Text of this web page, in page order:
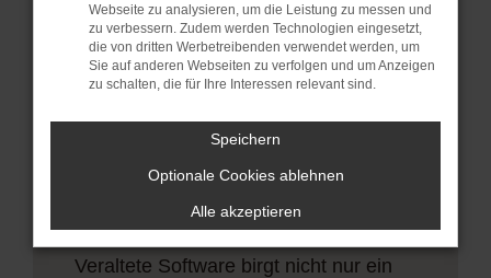
Funktioniert die Seite in einem anderen
Browser oder in einem privaten Fenster?
Starte dein Gerät neu.
vorübergehende Probleme zu beheben.
Stelle sicher, dass dein Browser und
dein Betriebssystem auf dem neuesten
Stand sind.
Veraltete Software birgt nicht nur ein
Webseite zu analysieren, um die Leistung zu messen und
zu verbessern. Zudem werden Technologien eingesetzt,
die von dritten Werbetreibenden verwendet werden, um
Sie auf anderen Webseiten zu verfolgen und um Anzeigen
zu schalten, die für Ihre Interessen relevant sind.
Speichern
Optionale Cookies ablehnen
Alle akzeptieren